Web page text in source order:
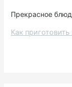
Прекрасное
Как